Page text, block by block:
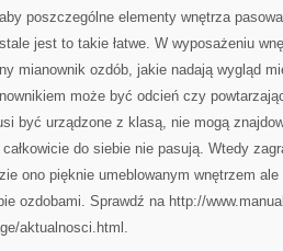
poszczególne elementy wnętrza
jest to takie łatwe. W wyposażeniu
mianownik ozdób, jakie nadają wygląd
może być odcień czy
być urządzone z klasą, nie mogą
do siebie nie pasują. Wtedy
ono pięknie umeblowanym wnętrzem
ozdobami. Sprawdź na http://
aktualnosci.html.